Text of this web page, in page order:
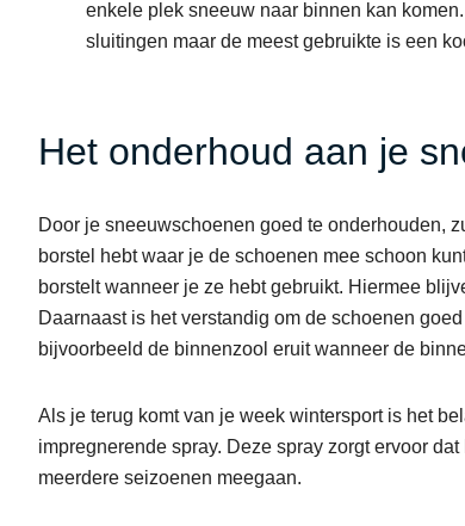
enkele plek sneeuw naar binnen kan
sluitingen maar de meest gebruikte is een
Het onderhoud aan je
Door je sneeuwschoenen goed te onderhouden,
borstel hebt waar je de schoenen mee schoon
borstelt wanneer je ze hebt gebruikt. Hiermee
Daarnaast is het verstandig om de schoenen
bijvoorbeeld de binnenzool eruit wanneer de
Als je terug komt van je week wintersport is het
impregnerende spray. Deze spray zorgt ervoor
meerdere seizoenen meegaan.